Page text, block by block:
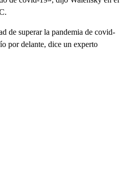
de superar la pandemia de covid-
por delante, dice un experto